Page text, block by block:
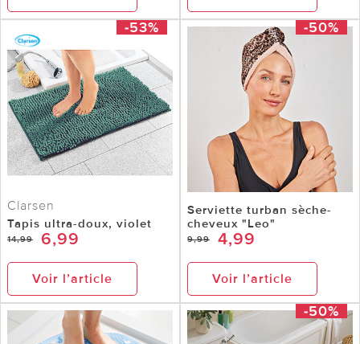
-53%
Clarsen
Tapis ultra-doux, violet
14,99 6,99
Voir l’article
-50%
Serviette turban sèche-
cheveux "Leo"
9,99 4,99
Voir l’article
-50%